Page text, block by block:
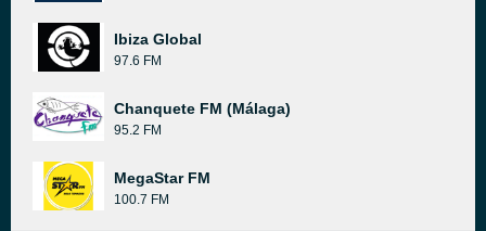
Ibiza Global
97.6 FM
Chanquete FM (Málaga)
95.2 FM
MegaStar FM
100.7 FM